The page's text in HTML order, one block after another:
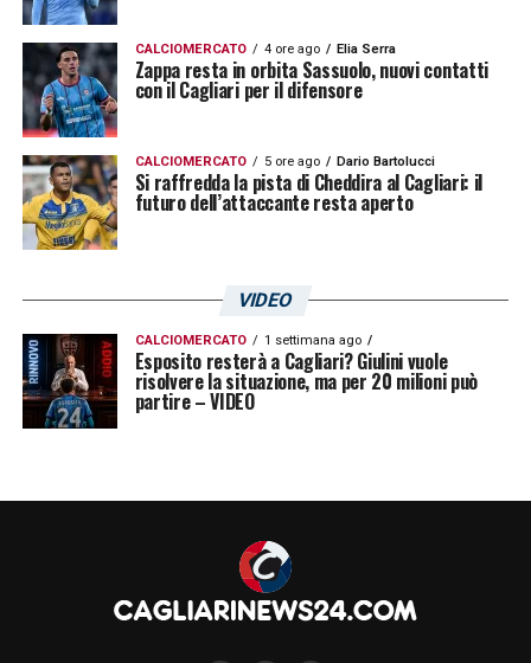
LA PLAYLIST DELLE NOSTRE TOP NEWS
CALCIOMERCATO 4 ore ago Elia Serra
Zappa resta in orbita Sassuolo, nuovi contatti
con il Cagliari per il difensore
CALCIOMERCATO 5 ore ago Dario Bartolucci
Si raffredda la pista di Cheddira al Cagliari: il
futuro dell’attaccante resta aperto
VIDEO
CALCIOMERCATO 1 settimana ago
Esposito resterà a Cagliari? Giulini vuole
risolvere la situazione, ma per 20 milioni può
partire – VIDEO